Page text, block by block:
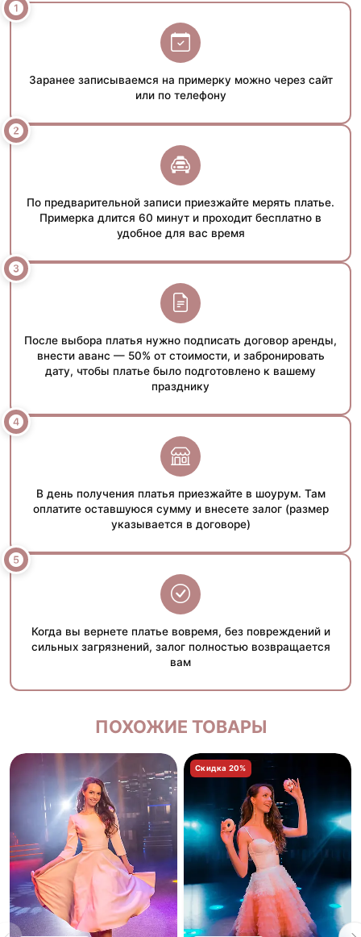
Заранее записываемся на примерку можно через сайт
или по телефону
По предварительной записи приезжайте мерять платье.
Примерка длится 60 минут и проходит бесплатно в
удобное для вас время
После выбора платья нужно подписать договор аренды,
внести аванс — 50% от стоимости, и забронировать
дату, чтобы платье было подготовлено к вашему
празднику
В день получения платья приезжайте в шоурум. Там
оплатите оставшуюся сумму и внесете залог (размер
указывается в договоре)
Когда вы вернете платье вовремя, без повреждений и
сильных загрязнений, залог полностью возвращается
вам
ПОХОЖИЕ ТОВАРЫ
Скидка 20%